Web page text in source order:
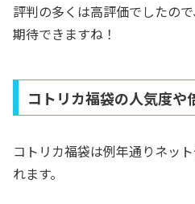
評判の多くは高評価でしたの
期待できますね！
コトリカ福袋の人気度や
コトリカ福袋は例年通りネッ
れます。